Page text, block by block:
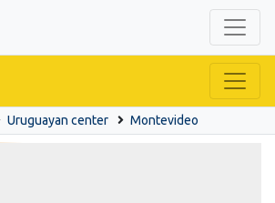
Uruguayan center Montevideo